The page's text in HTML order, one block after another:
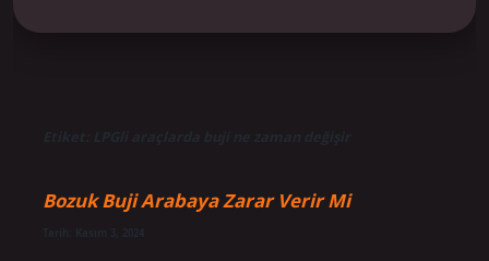
Etiket: LPGli araçlarda buji ne zaman değişir
Bozuk Buji Arabaya Zarar Verir Mi